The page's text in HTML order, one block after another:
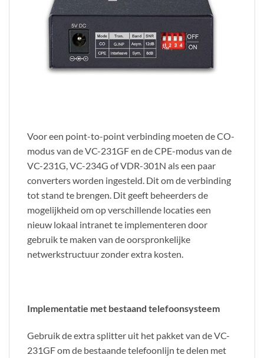
Voor een point-to-point verbinding moeten de CO-
modus van de VC-231GF en de CPE-modus van de
VC-231G, VC-234G of VDR-301N als een paar
converters worden ingesteld. Dit om de verbinding
tot stand te brengen. Dit geeft beheerders de
mogelijkheid om op verschillende locaties een
nieuw lokaal intranet te implementeren door
gebruik te maken van de oorspronkelijke
netwerkstructuur zonder extra kosten.
Implementatie met bestaand telefoonsysteem
Gebruik de extra splitter uit het pakket van de VC-
231GF om de bestaande telefoonlijn te delen met